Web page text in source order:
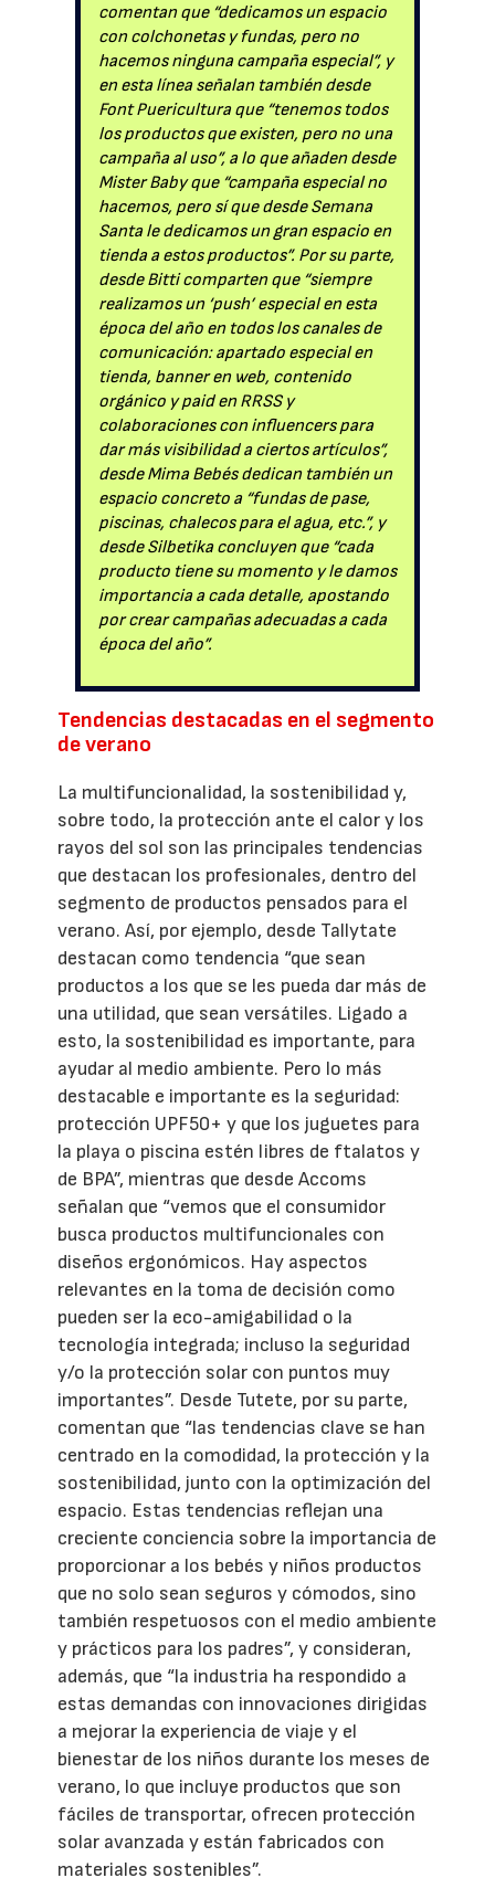
comentan que “dedicamos un espacio
con colchonetas y fundas, pero no
hacemos ninguna campaña especial”, y
en esta línea señalan también desde
Font Puericultura que “tenemos todos
los productos que existen, pero no una
campaña al uso”, a lo que añaden desde
Mister Baby que “campaña especial no
hacemos, pero sí que desde Semana
Santa le dedicamos un gran espacio en
tienda a estos productos”. Por su parte,
desde Bitti comparten que “siempre
realizamos un ‘push’ especial en esta
época del año en todos los canales de
comunicación: apartado especial en
tienda, banner en web, contenido
orgánico y paid en RRSS y
colaboraciones con influencers para
dar más visibilidad a ciertos artículos”,
desde Mima Bebés dedican también un
espacio concreto a “fundas de pase,
piscinas, chalecos para el agua, etc.”, y
desde Silbetika concluyen que “cada
producto tiene su momento y le damos
importancia a cada detalle, apostando
por crear campañas adecuadas a cada
época del año”.
Tendencias destacadas en el segmento
de verano
La multifuncionalidad, la sostenibilidad y,
sobre todo, la protección ante el calor y los
rayos del sol son las principales tendencias
que destacan los profesionales, dentro del
segmento de productos pensados para el
verano. Así, por ejemplo, desde Tallytate
destacan como tendencia “que sean
productos a los que se les pueda dar más de
una utilidad, que sean versátiles. Ligado a
esto, la sostenibilidad es importante, para
ayudar al medio ambiente. Pero lo más
destacable e importante es la seguridad:
protección UPF50+ y que los juguetes para
la playa o piscina estén libres de ftalatos y
de BPA”, mientras que desde Accoms
señalan que “vemos que el consumidor
busca productos multifuncionales con
diseños ergonómicos. Hay aspectos
relevantes en la toma de decisión como
pueden ser la eco-amigabilidad o la
tecnología integrada; incluso la seguridad
y/o la protección solar con puntos muy
importantes”. Desde Tutete, por su parte,
comentan que “las tendencias clave se han
centrado en la comodidad, la protección y la
sostenibilidad, junto con la optimización del
espacio. Estas tendencias reflejan una
creciente conciencia sobre la importancia de
proporcionar a los bebés y niños productos
que no solo sean seguros y cómodos, sino
también respetuosos con el medio ambiente
y prácticos para los padres”, y consideran,
además, que “la industria ha respondido a
estas demandas con innovaciones dirigidas
a mejorar la experiencia de viaje y el
bienestar de los niños durante los meses de
verano, lo que incluye productos que son
fáciles de transportar, ofrecen protección
solar avanzada y están fabricados con
materiales sostenibles”.